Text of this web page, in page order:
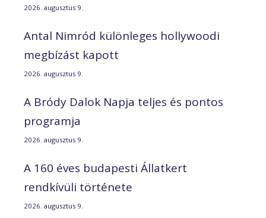
2026. augusztus 9.
Antal Nimród különleges hollywoodi
megbízást kapott
2026. augusztus 9.
A Bródy Dalok Napja teljes és pontos
programja
2026. augusztus 9.
A 160 éves budapesti Állatkert
rendkívüli története
2026. augusztus 9.